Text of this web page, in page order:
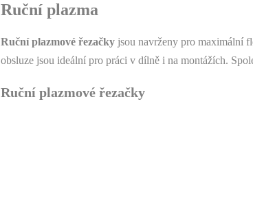
Ruční plazma
Ruční plazmové řezačky jsou navrženy pro maximální
obsluze jsou ideální pro práci v dílně i na montážích.
Ruční plazmové řezačky